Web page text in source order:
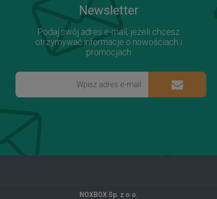
Newsletter
Podaj swój adres e-mail, jeżeli chcesz
otrzymywać informacje o nowościach i
promocjach
NOXBOX Sp. z o.o.